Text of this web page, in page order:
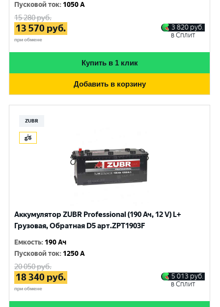
Пусковой ток: 1050 A
15 280руб.
13 570 руб.
при обмене
3 820 руб.
в Сплит
Купить в 1 клик
Добавить в корзину
ZUBR
Аккумулятор ZUBR Professional (190 Ач, 12 V) L+
Грузовая, Обратная D5 арт.ZPT1903F
Емкость: 190 Ач
Пусковой ток: 1250 A
20 050руб.
18 340 руб.
при обмене
5 013 руб.
в Сплит